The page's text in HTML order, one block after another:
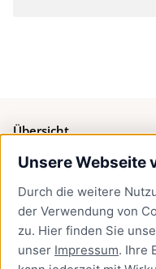
Unsere Webseite
Durch die weitere
der Verwendung von
zu. Hier finden Sie
unser Impressum. Ihre
Übersicht
Bürgerservice
Presse
Newsletter Lübeck:kompakt
Kontakt